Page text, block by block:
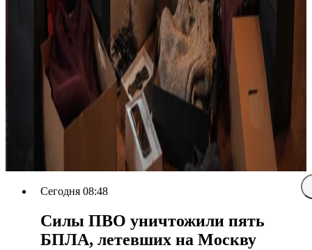
Сегодня 08:48
Силы ПВО уничтожили пять
БПЛА, летевших на Москву